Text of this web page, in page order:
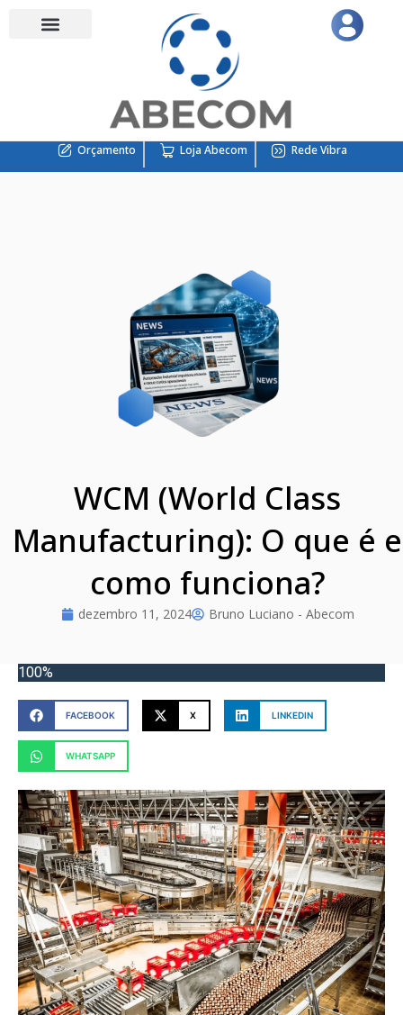
Orçamento Loja Abecom Rede Vibra
WCM (World Class
Manufacturing): O que é e
como funciona?
dezembro 11, 2024 Bruno Luciano - Abecom
100%
FACEBOOK X LINKEDIN
WHATSAPP